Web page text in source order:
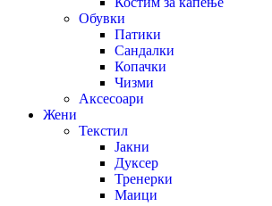
Обувки
Патики
Сандалки
Копачки
Чизми
Аксесоари
Жени
Текстил
Јакни
Дуксер
Тренерки
Маици